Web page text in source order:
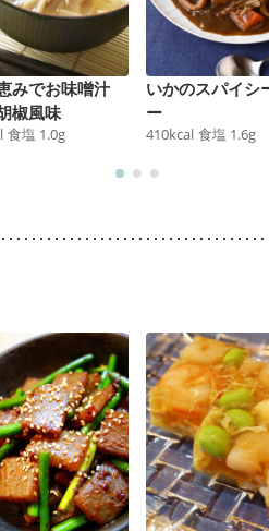
みでお味噌汁
椒風味
食塩 1.0g
いかのスパイシ
ー
410kcal 食塩 1.6g